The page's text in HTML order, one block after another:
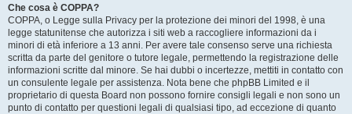
Che cosa è COPPA?
COPPA, o Legge sulla Privacy per la protezione dei minori del 1998, è una
legge statunitense che autorizza i siti web a raccogliere informazioni da i
minori di età inferiore a 13 anni. Per avere tale consenso serve una richiesta
scritta da parte del genitore o tutore legale, permettendo la registrazione delle
informazioni scritte dal minore. Se hai dubbi o incertezze, mettiti in contatto con
un consulente legale per assistenza. Nota bene che phpBB Limited e il
proprietario di questa Board non possono fornire consigli legali e non sono un
punto di contatto per questioni legali di qualsiasi tipo, ad eccezione di quanto